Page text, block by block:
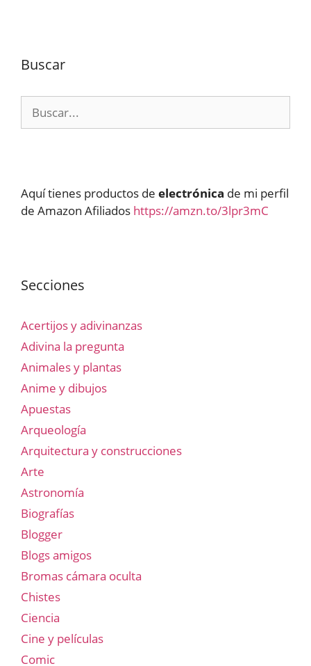
Buscar
Aquí tienes productos de electrónica de mi perfil
de Amazon Afiliados https://amzn.to/3lpr3mC
Secciones
Acertijos y adivinanzas
Adivina la pregunta
Animales y plantas
Anime y dibujos
Apuestas
Arqueología
Arquitectura y construcciones
Arte
Astronomía
Biografías
Blogger
Blogs amigos
Bromas cámara oculta
Chistes
Ciencia
Cine y películas
Comic